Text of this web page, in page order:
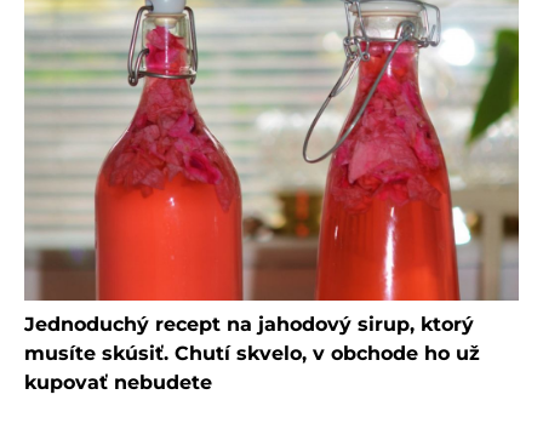
Jednoduchý recept na jahodový sirup, ktorý
musíte skúsiť. Chutí skvelo, v obchode ho už
kupovať nebudete